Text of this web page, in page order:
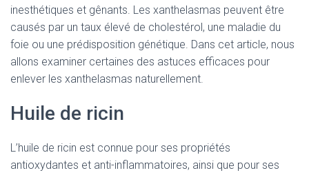
inesthétiques et gênants. Les xanthelasmas peuvent être
causés par un taux élevé de cholestérol, une maladie du
foie ou une prédisposition génétique. Dans cet article, nous
allons examiner certaines des astuces efficaces pour
enlever les xanthelasmas naturellement.
Huile de ricin
L’huile de ricin est connue pour ses propriétés
antioxydantes et anti-inflammatoires, ainsi que pour ses